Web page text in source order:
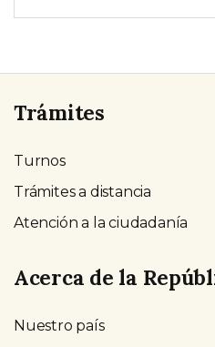
Trámites
Turnos
Trámites a distancia
Atención a la ciudadanía
Acerca de la
Nuestro país